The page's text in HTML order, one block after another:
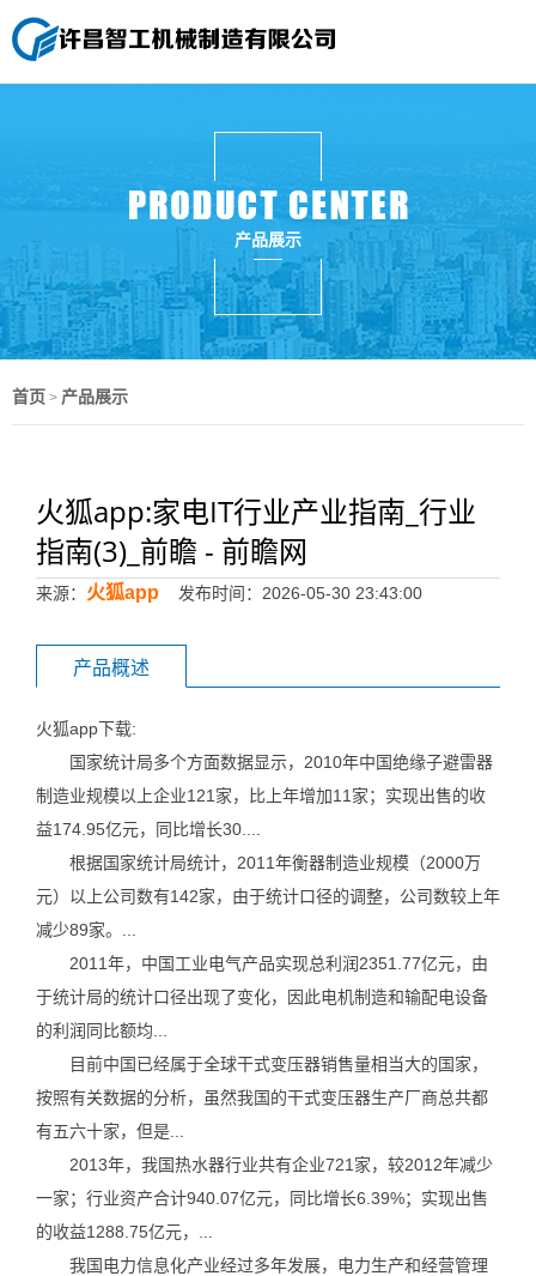
产品展示
首页 > 产品展示
火狐app:家电IT行业产业指南_行业
指南(3)_前瞻 - 前瞻网
来源： 火狐app 发布时间：2026-05-30 23:43:00
产品概述
火狐app下载:
国家统计局多个方面数据显示，2010年中国绝缘子避雷器
制造业规模以上企业121家，比上年增加11家；实现出售的收
益174.95亿元，同比增长30....
根据国家统计局统计，2011年衡器制造业规模（2000万
元）以上公司数有142家，由于统计口径的调整，公司数较上年
减少89家。...
2011年，中国工业电气产品实现总利润2351.77亿元，由
于统计局的统计口径出现了变化，因此电机制造和输配电设备
的利润同比额均...
目前中国已经属于全球干式变压器销售量相当大的国家，
按照有关数据的分析，虽然我国的干式变压器生产厂商总共都
有五六十家，但是...
2013年，我国热水器行业共有企业721家，较2012年减少
一家；行业资产合计940.07亿元，同比增长6.39%；实现出售
的收益1288.75亿元，...
我国电力信息化产业经过多年发展，电力生产和经营管理